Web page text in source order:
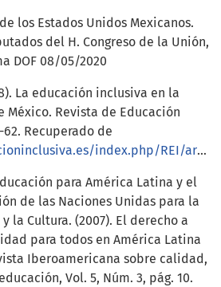
los Estados Unidos Mexicanos.
del H. Congreso de la Unión,
DOF 08/05/2020
La educación inclusiva en la
México. Revista de Educación
62. Recuperado de
index.php/REI/article/view/373
para América Latina y el
de las Naciones Unidas para la
la Cultura. (2007). El derecho a
para todos en América Latina
Iberoamericana sobre calidad,
Vol. 5, Núm. 3, pág. 10.